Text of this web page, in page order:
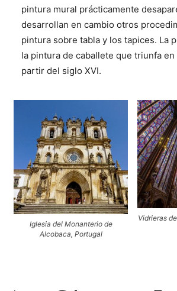
pintura mural prácticamente
desarrollan en cambio otros
pintura sobre tabla y los tapices. La
la pintura de caballete que triunfa
partir del siglo XVI.
Iglesia del Monanterio de
Alcobaca, Portugal
Vidrieras